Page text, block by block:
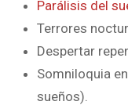
Parálisis del
Terrores
Despertar
Somniloquia
sueños).